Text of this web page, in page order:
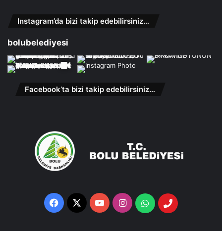
Instagram’da bizi takip edebilirsiniz…
bolubelediyesi
Facebook’ta bizi takip edebilirsiniz…
Facebook
X YouTubeInstagramWhatsappTelefon